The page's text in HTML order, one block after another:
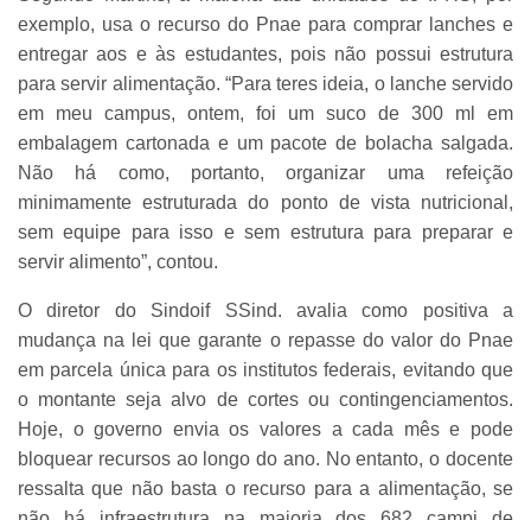
exemplo, usa o recurso do Pnae para comprar lanches e
entregar aos e às estudantes, pois não possui estrutura
para servir alimentação. “Para teres ideia, o lanche servido
em meu campus, ontem, foi um suco de 300 ml em
embalagem cartonada e um pacote de bolacha salgada.
Não há como, portanto, organizar uma refeição
minimamente estruturada do ponto de vista nutricional,
sem equipe para isso e sem estrutura para preparar e
servir alimento”, contou.
O diretor do Sindoif SSind. avalia como positiva a
mudança na lei que garante o repasse do valor do Pnae
em parcela única para os institutos federais, evitando que
o montante seja alvo de cortes ou contingenciamentos.
Hoje, o governo envia os valores a cada mês e pode
bloquear recursos ao longo do ano. No entanto, o docente
ressalta que não basta o recurso para a alimentação, se